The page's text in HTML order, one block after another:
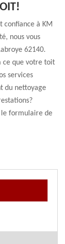
confiance à KM
nous vous
62140.
ce que votre toit
services
du nettoyage
le formulaire de